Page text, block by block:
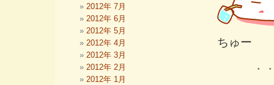
ちゅー
・
2012年 7月
2012年 6月
2012年 5月
2012年 4月
2012年 3月
2012年 2月
2012年 1月